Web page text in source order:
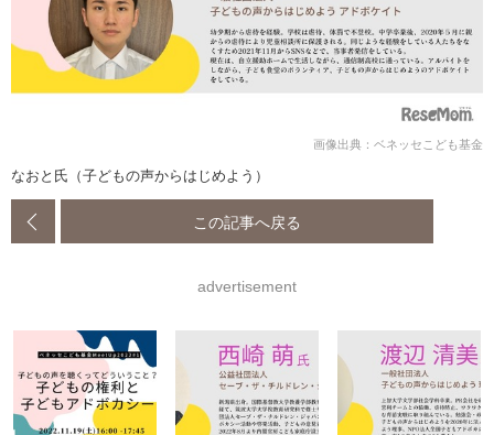
画像出典：ベネッセこども基金
なおと氏（子どもの声からはじめよう）
この記事へ戻る
advertisement